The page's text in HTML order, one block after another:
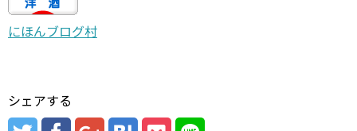
にほんブログ村
シェアする